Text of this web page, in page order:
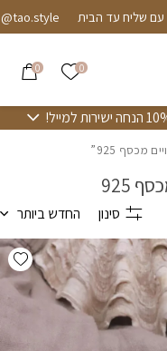
החזרות עם שליח עד הבית
0 הרשימה
0
מכסף 925”
925
סינון החדש ביותר